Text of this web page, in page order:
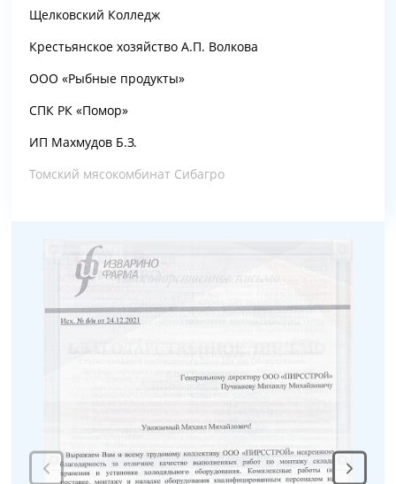
Щелковский Колледж
Крестьянское хозяйство А.П. Волкова
ООО «Рыбные продукты»
СПК РК «Помор»
ИП Махмудов Б.З.
Томский мясокомбинат Сибагро